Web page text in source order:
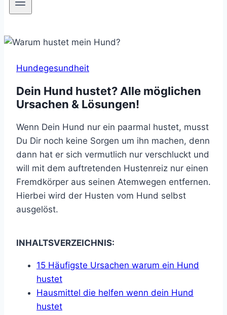
Hundegesundheit
Dein Hund hustet? Alle möglichen
Ursachen & Lösungen!
Wenn Dein Hund nur ein paarmal hustet, musst
Du Dir noch keine Sorgen um ihn machen, denn
dann hat er sich vermutlich nur verschluckt und
will mit dem auftretenden Hustenreiz nur einen
Fremdkörper aus seinen Atemwegen entfernen.
Hierbei wird der Husten vom Hund selbst
ausgelöst.
INHALTSVERZEICHNIS:
15 Häufigste Ursachen warum ein Hund
hustet
Hausmittel die helfen wenn dein Hund
hustet